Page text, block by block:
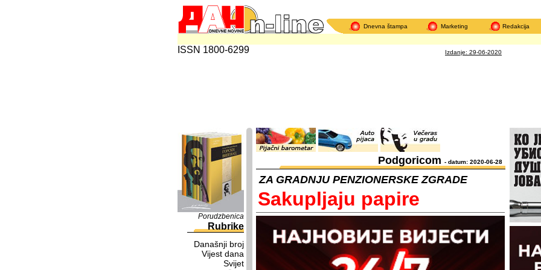
Dnevna štampa Marketing Redakcija
ISSN 1800-6299 Izdanje: 29-06-2020
Porudzbenica
Rubrike
Današnji broj
Vijest dana
Svijet
Podgoricom - datum: 2020-06-28
ZA GRADNJU PENZIONERSKE ZGRADE
Sakupljaju papire